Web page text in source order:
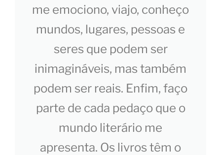
me emociono, viajo, conheço
mundos, lugares, pessoas e
seres que podem ser
inimagináveis, mas também
podem ser reais. Enfim, faço
parte de cada pedaço que o
mundo literário me
apresenta. Os livros têm o